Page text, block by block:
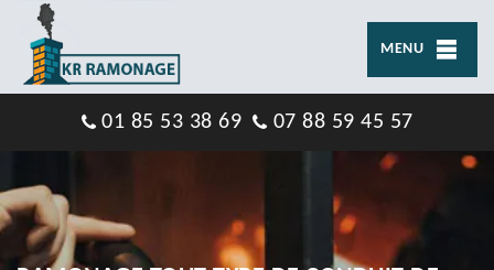
MENU
01 85 53 38 69 07 88 59 45 57